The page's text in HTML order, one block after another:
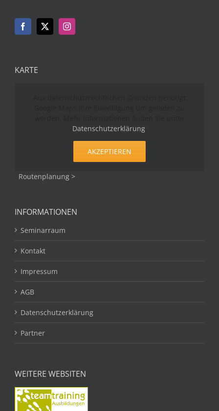
KARTE
Datenschutzerklärung.
AKZEPTIEREN
Routenplanung >
INFORMATIONEN
Seminarraum
Kontakt
Impressum
AGB
Datenschutzerklärung
Partner
WEITERE WEBSITEN